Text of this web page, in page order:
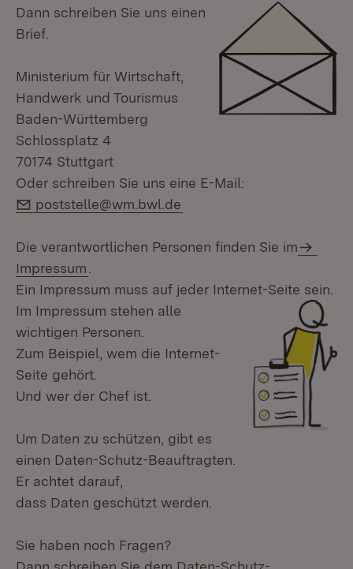
Dann schreiben Sie uns einen
Brief.
Ministerium für Wirtschaft,
Handwerk und Tourismus
Baden-Württemberg
Schlossplatz 4
70174 Stuttgart
Oder schreiben Sie uns eine E-Mail:
E-Mail:
poststelle@wm.bwl.de
Die verantwortlichen Personen finden Sie im
Impressum
Ein Impressum muss auf jeder Internet-Seite sein.
Im Impressum stehen alle
wichtigen Personen.
Zum Beispiel, wem die Internet-
Seite gehört.
Und wer der Chef ist.
Um Daten zu schützen, gibt es
einen Daten-Schutz-Beauftragten.
Er achtet darauf,
dass Daten geschützt werden.
Sie haben noch Fragen?